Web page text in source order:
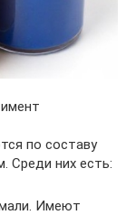
по составу
Среди них есть:
Имеют